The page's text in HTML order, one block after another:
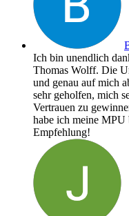
Ich bin unendlich
Thomas Wolff. Die
und genau auf mich
sehr geholfen, mich
Vertrauen zu
habe ich meine MPU
Empfehlung!